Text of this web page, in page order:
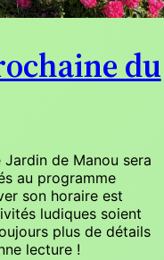
du
de Manou sera
au programme
son horaire est
ludiques soient
plus de détails
lecture !